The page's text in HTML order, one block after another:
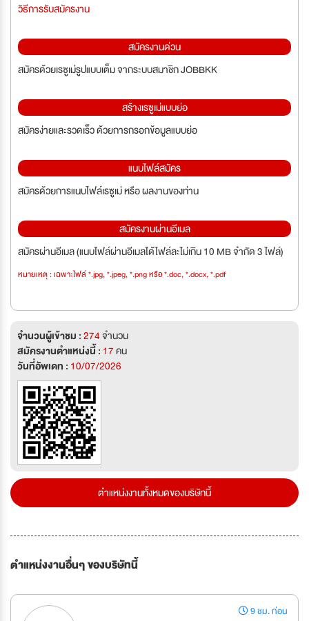
วิธีการรับสมัครงาน
สมัครงานด่วน
สมัครด้วยเรซูเม่รูปแบบเต็ม จากระบบสมาชิก JOBBKK
สร้างเรซูเม่แบบย่อ
สมัครง่ายและรวดเร็ว ด้วยการกรอกข้อมูลแบบย่อ
แนบไฟล์สมัคร
สมัครด้วยการแนบไฟล์เรซูเม่ หรือ ผลงานของท่าน
สมัครงานผ่านอีเมล
สมัครผ่านอีเมล (แนบไฟล์ผ่านอีเมลได้ไฟล์ละไม่เกิน 10 MB จำกัด 3 ไฟล์)
หมายเหตุ : เฉพาะไฟล์ *.jpg, *.jpeg, *.png หรือ *.doc, *.docx, *.pdf
จำนวนผู้เข้าชม :274จำนวน
สมัครงานตำแหน่งนี้ : 17คน
วันที่อัพเดท : 10/07/2026
ตำแหน่งงานทั้งหมดของบริษัทนี้
ตำแหน่งงานอื่นๆ ของบริษัทนี้
9 ชม. ก่อน